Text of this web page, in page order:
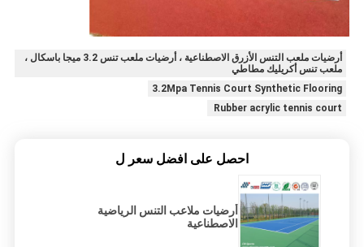
أرضيات ملعب التنس الأزرق الاصطناعية ، أرضيات ملعب تنس 3.2 ميجا باسكال ،
ملعب تنس أكريليك مطاطي
3.2Mpa Tennis Court Synthetic Flooring
Rubber acrylic tennis court
احصل على افضل سعر ل
أرضيات ملاعب التنس الرياضية
الاصطناعية